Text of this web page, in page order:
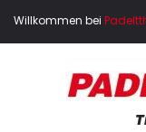
Zum Inhalt
Willkommen bei